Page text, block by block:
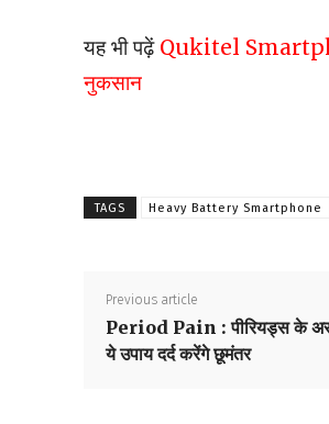
यह भी पढ़ें Qukitel
नुकसान
TAGS Heavy Battery Smartphone
Previous article
Period Pain : पीरियड्स के
ये उपाय दर्द करेंगे छूमंतर